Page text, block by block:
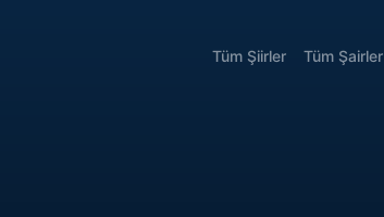
Tüm Şiirler Tüm Şairler